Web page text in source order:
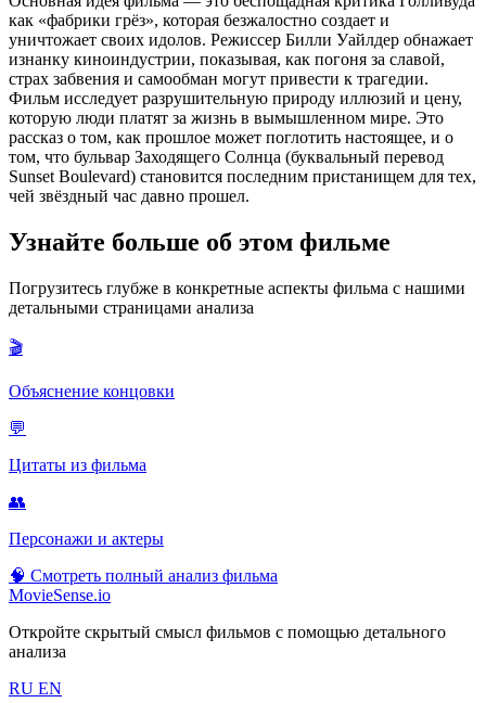
как «фабрики грёз», которая безжалостно создает и
уничтожает своих идолов. Режиссер Билли Уайлдер обнажает
изнанку киноиндустрии, показывая, как погоня за славой,
страх забвения и самообман могут привести к трагедии.
Фильм исследует разрушительную природу иллюзий и цену,
которую люди платят за жизнь в вымышленном мире. Это
рассказ о том, как прошлое может поглотить настоящее, и о
том, что бульвар Заходящего Солнца (буквальный перевод
Sunset Boulevard) становится последним пристанищем для тех,
чей звёздный час давно прошел.
Узнайте больше об этом фильме
Погрузитесь глубже в конкретные аспекты фильма с нашими
детальными страницами анализа
🎬
Объяснение концовки
💬
Цитаты из фильма
👥
Персонажи и актеры
🧠 Смотреть полный анализ фильма
MovieSense.io
Откройте скрытый смысл фильмов с помощью детального
анализа
RU EN